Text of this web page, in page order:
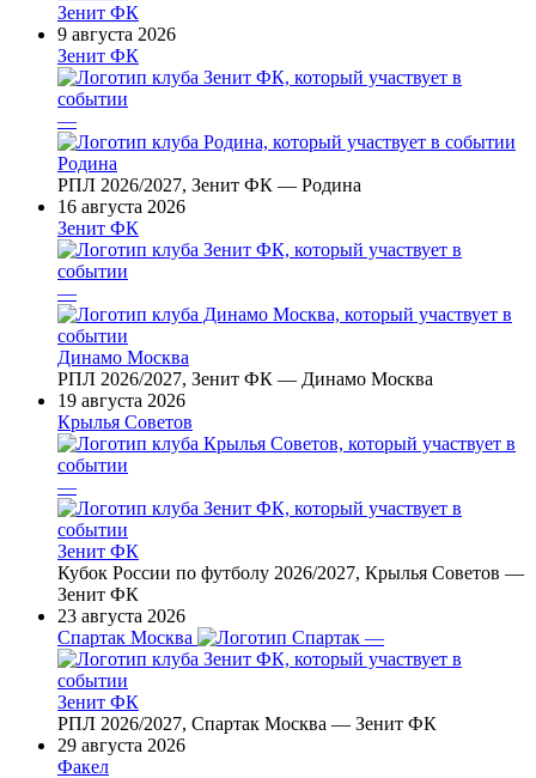
Зенит ФК
9 августа 2026
Зенит ФК
—
Родина
РПЛ 2026/2027, Зенит ФК — Родина
16 августа 2026
Зенит ФК
—
Динамо Москва
РПЛ 2026/2027, Зенит ФК — Динамо Москва
19 августа 2026
Крылья Советов
—
Зенит ФК
Кубок России по футболу 2026/2027, Крылья Советов —
Зенит ФК
23 августа 2026
Спартак Москва
—
Зенит ФК
РПЛ 2026/2027, Спартак Москва — Зенит ФК
29 августа 2026
Факел